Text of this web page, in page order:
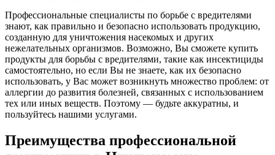
Профессиональные специалисты по борьбе с вредителями
знают, как правильно и безопасно использовать продукцию,
созданную для уничтожения насекомых и других
нежелательных организмов. Возможно, Вы сможете купить
продукты для борьбы с вредителями, такие как инсектициды
самостоятельно, но если Вы не знаете, как их безопасно
использовать, у Вас может возникнуть множество проблем: от
аллергии до развития болезней, связанных с использованием
тех или иных веществ. Поэтому — будьте аккуратны, и
пользуйтесь нашими услугами.
Преимущества профессиональной